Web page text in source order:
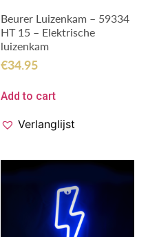
Beurer Luizenkam – 59334
HT 15 – Elektrische
luizenkam
€34.95
Add to cart
Verlanglijst